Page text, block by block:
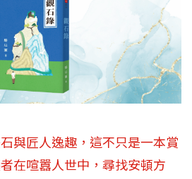
與匠人逸趣，這不只是一本賞
在喧囂人世中，尋找安頓方